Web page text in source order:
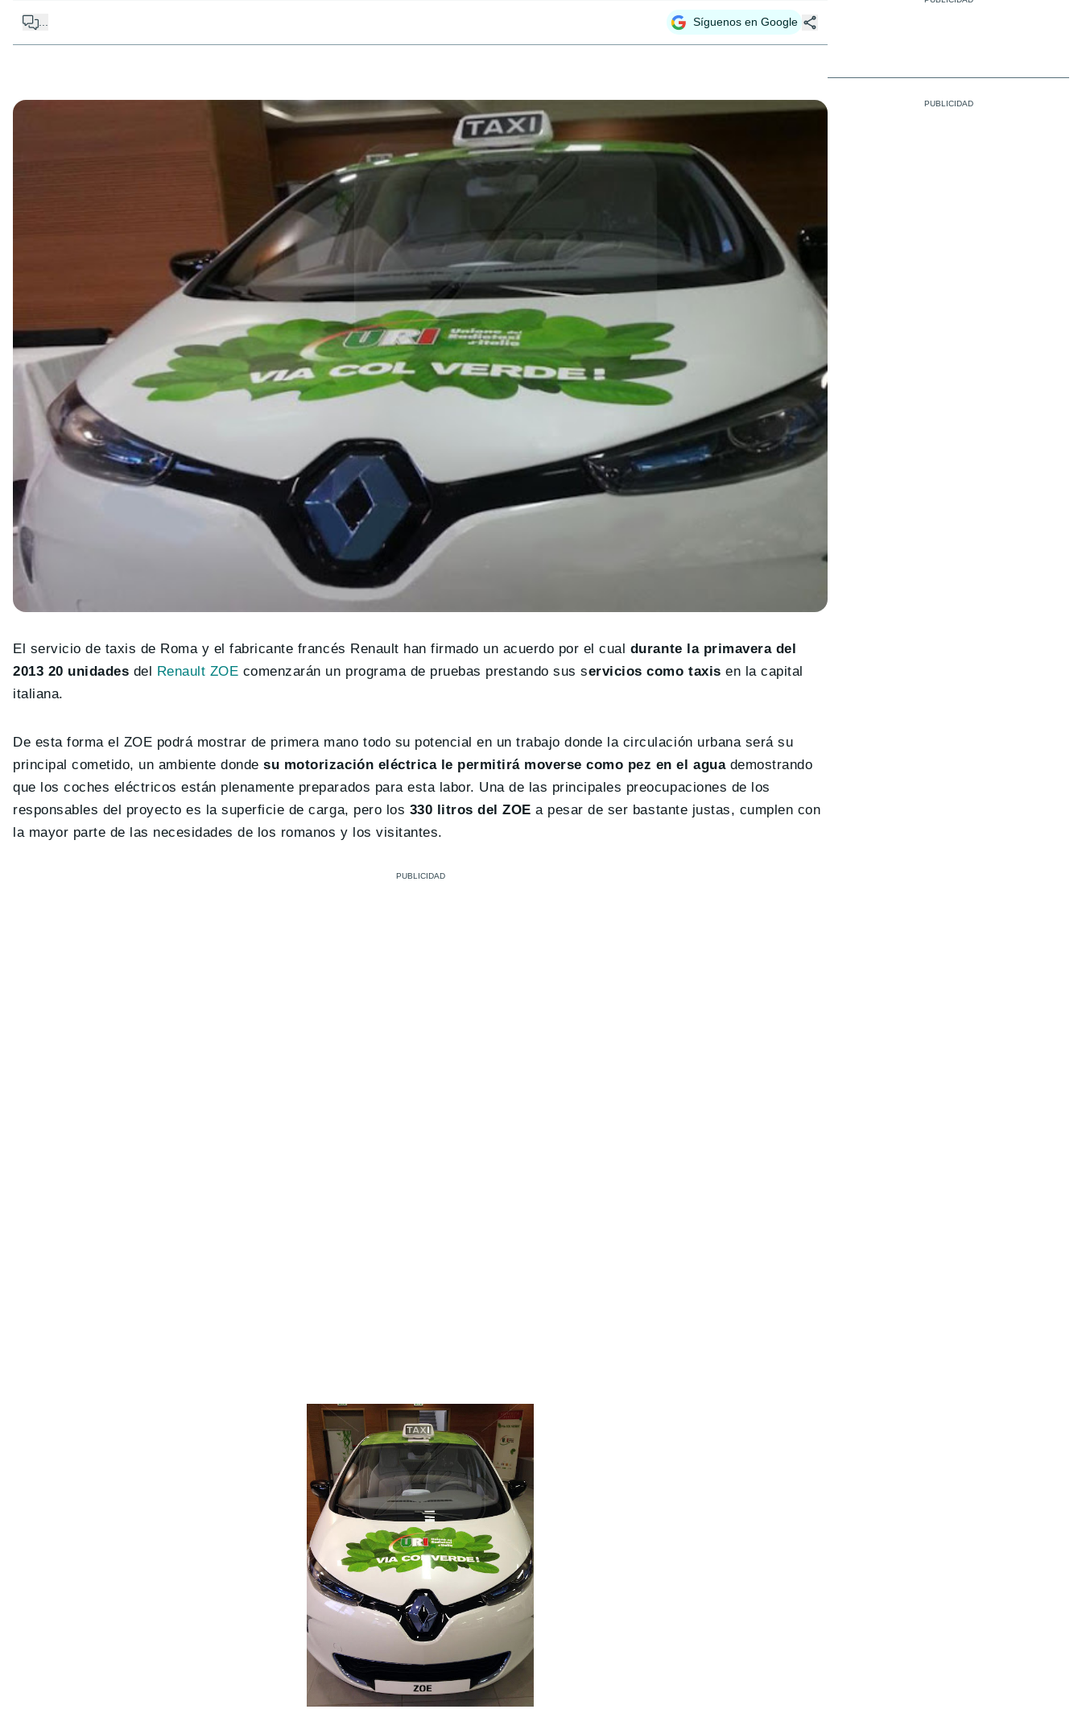
... Síguenos en Google
El servicio de taxis de Roma y el fabricante francés Renault han firmado un acuerdo por el cual durante la primavera del
2013 20 unidades del Renault ZOE comenzarán un programa de pruebas prestando sus servicios como taxis en la capital
italiana.
De esta forma el ZOE podrá mostrar de primera mano todo su potencial en un trabajo donde la circulación urbana será su
principal cometido, un ambiente donde su motorización eléctrica le permitirá moverse como pez en el aguademostrando
que los coches eléctricos están plenamente preparados para esta labor. Una de las principales preocupaciones de los
responsables del proyecto es la superficie de carga, pero los 330 litros del ZOE a pesar de ser bastante justas, cumplen con
la mayor parte de las necesidades de los romanos y los visitantes.